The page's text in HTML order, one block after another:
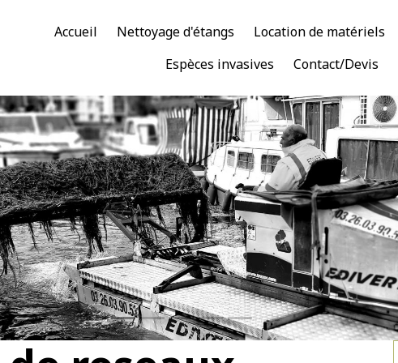
Accueil Nettoyage d'étangs Location de matériels
Espèces invasives
Contact/Devis
Faucardage - EDIVERT
par un engin amphibie (Truxor) dans un port de plaisance